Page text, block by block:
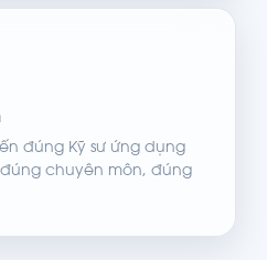
đúng Kỹ sư ứng dụng
chuyên môn, đúng